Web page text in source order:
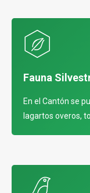
Fauna
En el Cantón se
lagartos overos,